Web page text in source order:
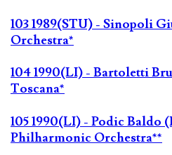
103 1989(STU) - Sinopoli
Orchestra*
104 1990(LI) - Bartoletti
Toscana*
105 1990(LI) - Podic Baldo
Philharmonic Orchestra**